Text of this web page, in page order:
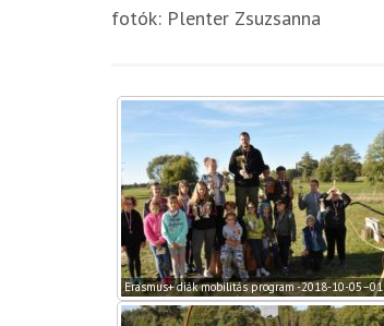
fotók: Plenter Zsuzsanna
Erasmus+ diák mobilitás program -2018-10-05–01